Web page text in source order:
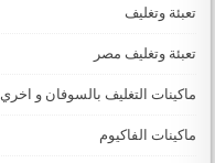
تعبئة وتغليف
تعبئة وتغليف مصر
ماكينات التغليف بالسوفان و اخري
ماكينات الفاكيوم